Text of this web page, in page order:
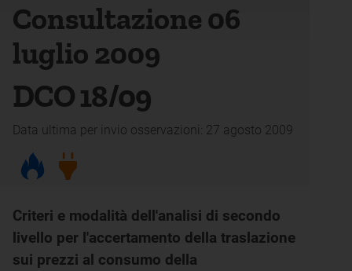
Consultazione 06
luglio 2009
DCO 18/09
Data ultima per invio osservazioni: 27 agosto 2009
Criteri e modalità dell'analisi di secondo
livello per l'accertamento della traslazione
sui prezzi al consumo della